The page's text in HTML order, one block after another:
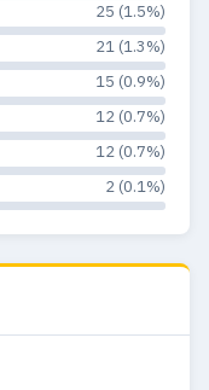
25 (1.5%)
21 (1.3%)
15 (0.9%)
12 (0.7%)
12 (0.7%)
2 (0.1%)